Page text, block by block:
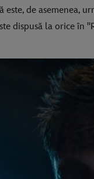
de asemenea,
dispusă la orice în